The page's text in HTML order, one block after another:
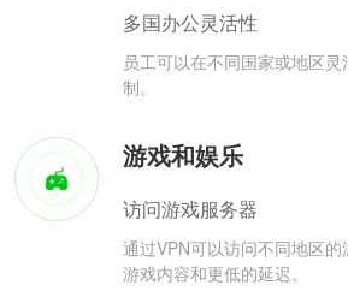
多国办公灵活性
员工可以在不同国家或地区
制。
游戏和娱乐
访问游戏服务器
通过VPN可以访问不同地区
游戏内容和更低的延迟。